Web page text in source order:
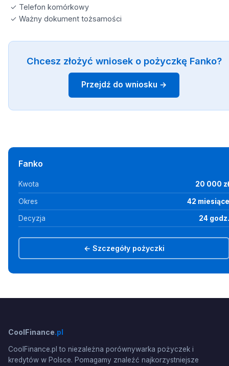
✓ Telefon komórkowy
✓ Ważny dokument tożsamości
Chcesz złożyć wniosek o pożyczkę Fanko?
Przejdź do wniosku →
Fanko
Kwota 20 000 zł
Okres 42 miesiące
Decyzja 24 godz.
← Szczegóły pożyczki
CoolFinance.pl
CoolFinance.pl to niezależna porównywarka pożyczek i
kredytów w Polsce. Pomagamy znaleźć najkorzystniejsze